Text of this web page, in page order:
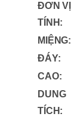
ĐƠN VỊ
TÍNH:
MIỆNG:
ĐÁY:
CAO:
DUNG
TÍCH: